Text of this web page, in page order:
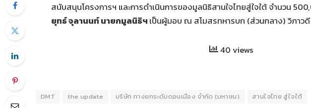
สนับสนุนโครงการฯ และการดำเนินการของมูลนิธิสานใจไทยสู่ใจใต้ จำนวน
ยุทธ์ จุลานนท์ นายกมูลนิธิฯ เป็นผู้มอบ ณ สโมสรทหารบก (ส่วนกลาง) วิภาวดี
40 views
DMT the update บริษัท ทางยกระดับดอนเมือง จำกัด (มหาชน) สานใจไทย สู่ใจใต้